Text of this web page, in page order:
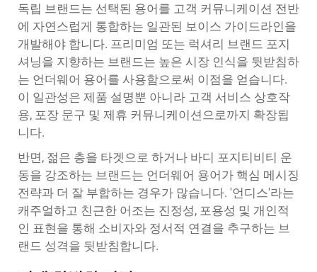
독립 브랜드는 선택된 용어를 고객 커뮤니케이션 전반
에 자연스럽게 통합하는 일관된 보이스 가이드라인을
개발해야 합니다. 프리미엄 또는 럭셔리 브랜드 포지
셔닝을 지향하는 브랜드는 높은 시장 인식을 뒷받침하
는 언더웨어 용어를 사용함으로써 이점을 얻습니다.
이 일관성은 제품 설명뿐 아니라 고객 서비스 상호작
용, 포장 문구 및 제휴 커뮤니케이션으로까지 확장됩
니다.
반면, 젊은 층을 타겟으로 하거나 바디 포지티비티 운
동을 강조하는 브랜드는 언더웨어 용어가 핵심 메시징
전략과 더 잘 부합하는 경우가 많습니다. '언디스'라는
캐주얼하고 친근한 어조는 진정성, 포용성 및 개인적
인 표현을 통해 소비자와 정서적 연결을 추구하는 브
랜드 성격을 뒷받침합니다.